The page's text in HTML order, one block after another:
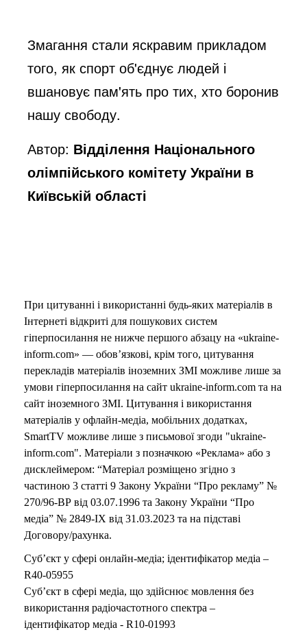
Змагання стали яскравим прикладом
того, як спорт об'єднує людей і
вшановує пам'ять про тих, хто боронив
нашу свободу.
Автор: Відділення Національного
олімпійського комітету України в
Київській області
При цитуванні і використанні будь-яких матеріалів в
Інтернеті відкриті для пошукових систем
гіперпосилання не нижче першого абзацу на «ukraine-
inform.com» — обов’язкові, крім того, цитування
перекладів матеріалів іноземних ЗМІ можливе лише за
умови гіперпосилання на сайт ukraine-inform.com та на
сайт іноземного ЗМІ. Цитування і використання
матеріалів у офлайн-медіа, мобільних додатках,
SmartTV можливе лише з письмової згоди "ukraine-
inform.com". Матеріали з позначкою «Реклама» або з
дисклеймером: “Матеріал розміщено згідно з
частиною 3 статті 9 Закону України “Про рекламу” №
270/96-ВР від 03.07.1996 та Закону України “Про
медіа” № 2849-IX від 31.03.2023 та на підставі
Договору/рахунка.
Суб’єкт у сфері онлайн-медіа; ідентифікатор медіа –
R40-05955
Суб’єкт в сфері медіа, що здійснює мовлення без
використання радіочастотного спектра –
ідентифікатор медіа - R10-01993